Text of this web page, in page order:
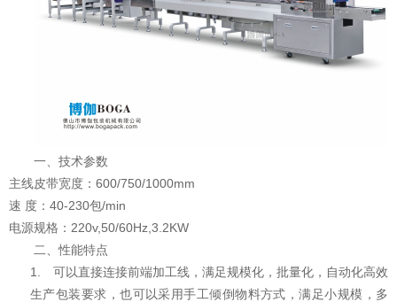
一、 技术参数
主线皮带宽度： 600/750/1000mm
速 度： 40-230包/min
电源规格： 220v,50/60Hz,3.2KW
二、性能特点
1.
可以直接连接前端加工线，满足规模化，批量化，自动化高效
生产包装要求，也可以采用手工倾倒物料方式，满足小规模，多